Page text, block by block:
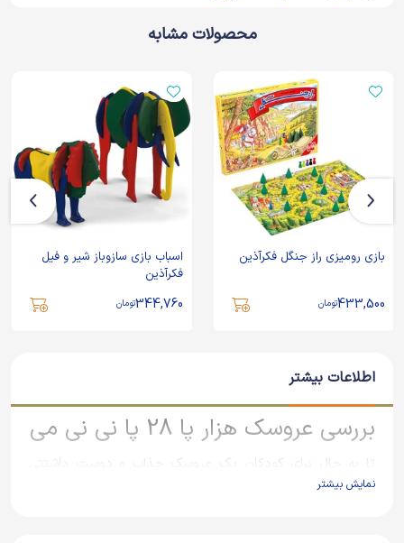
محصولات مشابه
بازی رومیزی راز جنگل فکرآذین
433,500تومان
اسباب بازی سازوباز شیر و فیل
فکرآذین
344,760تومان
اطلاعات بیشتر
بررسی عروسک هزار پا 28 پا نی نی می
تا به حال برای کودکان یک عروسک جذاب و دوست داشتنی
هدیه برده اید؟ حتمأ اگر این تجربه را داشته اید شور و اشتیاق
نمایش بیشتر